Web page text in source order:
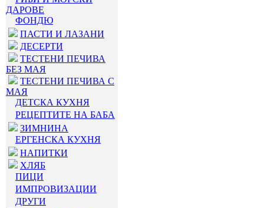
ДАРОВЕ
ФОНДЮ
ПАСТИ И ЛАЗАНИ
ДЕСЕРТИ
ТЕСТЕНИ ПЕЧИВА
БЕЗ МАЯ
ТЕСТЕНИ ПЕЧИВА С
МАЯ
ДЕТСКА КУХНЯ
РЕЦЕПТИТЕ НА БАБА
ЗИМНИНА
ЕРГЕНСКА КУХНЯ
НАПИТКИ
ХЛЯБ
ПИЦИ
ИМПРОВИЗАЦИИ
ДРУГИ